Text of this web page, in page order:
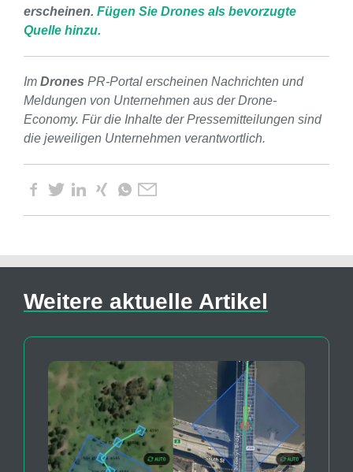
erscheinen. Fügen Sie Drones als bevorzugte
Quelle hinzu.
Im Drones PR-Portal erscheinen Nachrichten und
Meldungen von Unternehmen aus der Drone-
Economy. Für die Inhalte der Pressemitteilungen sind
die jeweiligen Unternehmen verantwortlich.
Weitere aktuelle Artikel